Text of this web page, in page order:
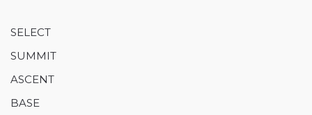
SELECT
SUMMIT
ASCENT
BASE